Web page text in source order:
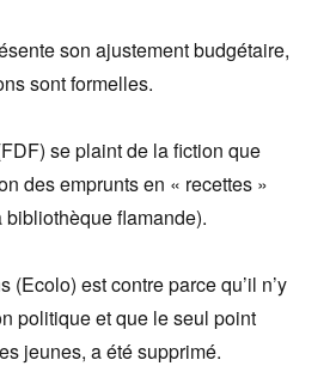
son ajustement budgétaire,
sont formelles.
se plaint de la fiction que
des emprunts en « recettes »
flamande).
(Ecolo) est contre parce qu’il n’y
politique et que le seul point
jeunes, a été supprimé.